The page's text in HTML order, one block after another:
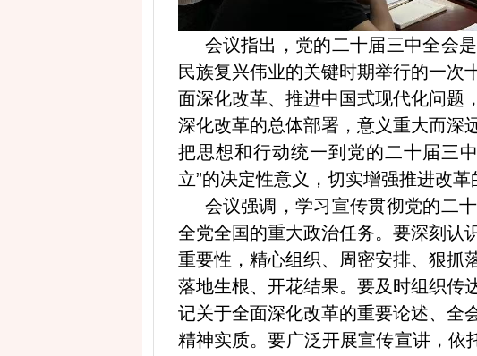
会议指出，党的二十届三中全会
民族复兴伟业的关键时期举行的一次
面深化改革、推进中国式现代化问题
深化改革的总体部署，意义重大而深
把思想和行动统一到党的二十届三
立”的决定性意义，切实增强推进改
会议强调，学习宣传贯彻党的二
全党全国的重大政治任务。要深刻认
重要性，精心组织、周密安排、狠抓
落地生根、开花结果。要及时组织传
记关于全面深化改革的重要论述、全
精神实质。要广泛开展宣传宣讲，依